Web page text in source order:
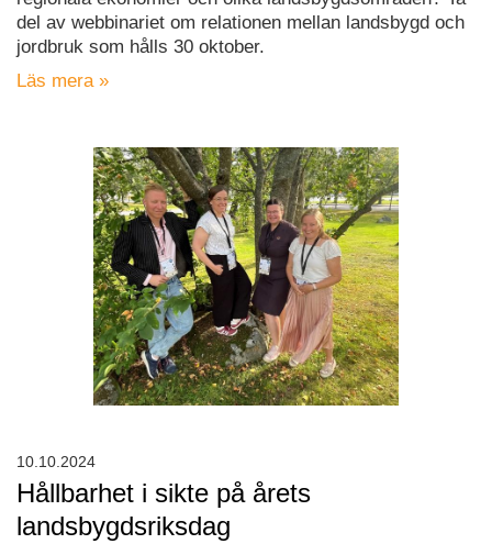
del av webbinariet om relationen mellan landsbygd och
jordbruk som hålls 30 oktober.
Läs mera »
Hållbarhet i sikte på årets
landsbygdsriksdag
10.10.2024